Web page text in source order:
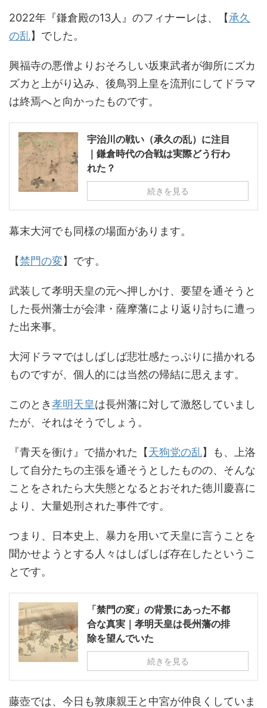
2022年『鎌倉殿の13人』のフィナーレは、【承久
の乱】でした。
興福寺の悪僧よりおそろしい坂東武者が御所にズカ
ズカと上がり込み、後鳥羽上皇を流刑にしてドラマ
は終焉へと向かったものです。
宇治川の戦い（承久の乱）に注目
｜鎌倉時代の合戦は実際どう行わ
れた？
続きを見る
幕末大河でも同様の場面があります。
【禁門の変】です。
武装して孝明天皇の元へ押しかけ、要望を通そうと
した長州藩士が会津・薩摩藩により返り討ちに遭っ
た出来事。
大河ドラマではしばしば悲壮感たっぷりに描かれる
ものですが、個人的には当然の帰結に思えます。
このとき孝明天皇は長州藩に対して激怒していまし
たが、それはそうでしょう。
『青天を衝け』で描かれた【天狗党の乱】も、上洛
して自分たちの主張を通そうとしたものの、そんな
ことをされたら大失態となるとおそれた徳川慶喜に
より、大量処刑された事件です。
つまり、日本史上、暴力を用いて天皇に言うことを
聞かせようとする人々はしばしば存在したというこ
とです。
「禁門の変」の背景にあった不都
合な真実｜孝明天皇は長州藩の排
除を望んでいた
続きを見る
藤壺では、今日も敦康親王と中宮が仲良くしていま